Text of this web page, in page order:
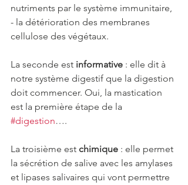
nutriments par le système immunitaire,
- la détérioration des membranes
cellulose des végétaux.
La seconde est informative : elle dit à
notre système digestif que la digestion
doit commencer. Oui, la mastication
est la première étape de la
#digestion….
La troisième est chimique : elle permet
la sécrétion de salive avec les amylases
et lipases salivaires qui vont permettre